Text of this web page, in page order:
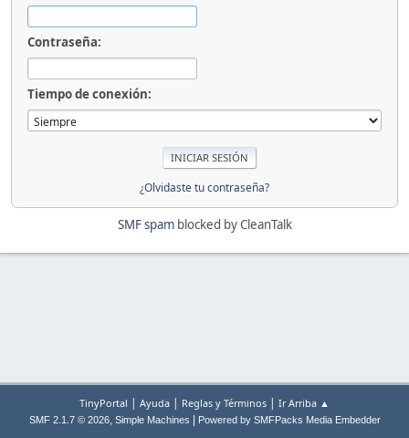
Contraseña:
Tiempo de conexión:
¿Olvidaste tu contraseña?
SMF spamblocked by CleanTalk
TinyPortal | Ayuda | Reglas y Términos | Ir Arriba ▲
SMF 2.1.7 © 2026, Simple Machines Powered by SMFPacks Media Embedder